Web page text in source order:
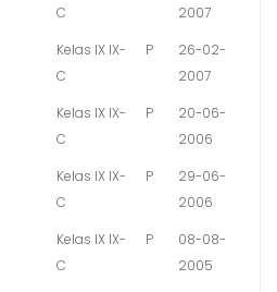
C
2007
Kelas IX IX-
C
P
26-02-
2007
Kelas IX IX-
C
P
20-06-
2006
Kelas IX IX-
C
P
29-06-
2006
Kelas IX IX-
C
P
08-08-
2005